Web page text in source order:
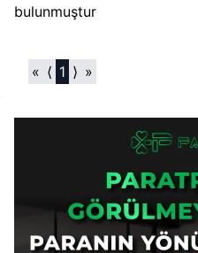
bulunmuştur
« ⟨ 1 ⟩ »